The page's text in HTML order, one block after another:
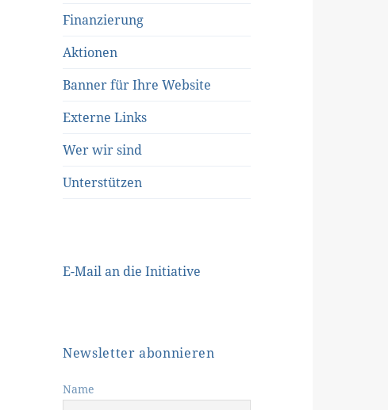
Finanzierung
Aktionen
Banner für Ihre Website
Externe Links
Wer wir sind
Unterstützen
E-Mail an die Initiative
Newsletter abonnieren
Name